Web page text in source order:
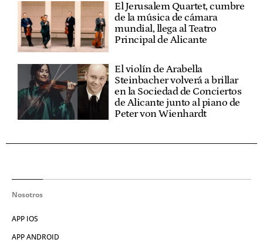
El Jerusalem Quartet, cumbre
de la música de cámara
mundial, llega al Teatro
Principal de Alicante
El violín de Arabella
Steinbacher volverá a brillar
en la Sociedad de Conciertos
de Alicante junto al piano de
Peter von Wienhardt
Nosotros
APP IOS
APP ANDROID